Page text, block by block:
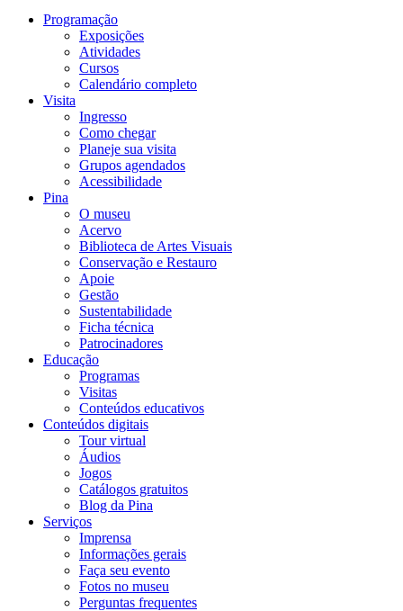
Programação
Exposições
Atividades
Cursos
Calendário completo
Visita
Ingresso
Como chegar
Planeje sua visita
Grupos agendados
Acessibilidade
Pina
O museu
Acervo
Biblioteca de Artes Visuais
Conservação e Restauro
Apoie
Gestão
Sustentabilidade
Ficha técnica
Patrocinadores
Educação
Programas
Visitas
Conteúdos educativos​
Conteúdos digitais
Tour virtual
Áudios
Jogos
Catálogos gratuitos
Blog da Pina
Serviços
Imprensa
Informações gerais
Faça seu evento
Fotos no museu
Perguntas frequentes